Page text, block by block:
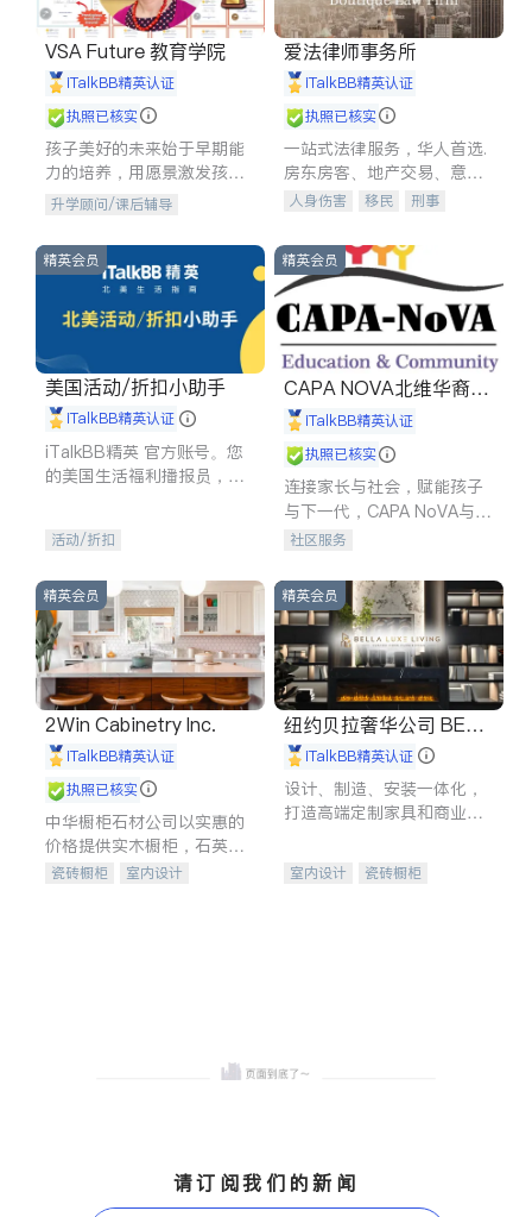
VSA Future 教育学院
iTalkBB精英认证
执照已核实
孩子美好的未来始于早期能
力的培养，用愿景激发孩子
的学习潜力和动力。理念：
拥有成长型心态是成功的基
石。
升学顾问/课后辅导
爱法律师事务所
iTalkBB精英认证
执照已核实
一站式法律服务，华人首选.
房东房客、地产交易、意外
伤害、车祸重伤、商业诉
建筑合同、刑事案件全包办
人身伤害 移民
刑事
信托/遗嘱
商业
索赔
律师-其它 保释
精英会员
美国活动/折扣小助手
iTalkBB精英认证
iTalkBB精英 官方账号。您
的美国生活福利播报员，精
专属福利。
活动/折扣
精英会员
CAPA NOVA北维华裔家
长会iTalkBB精英认证
执照已核实
连接家长与社会，赋能孩子
与下一代，CAPA NoVA与您
携手建设包容、公平、充满
社区服务
精英会员
2Win Cabinetry Inc.
iTalkBB精英认证
执照已核实
中华橱柜石材公司以实惠的
价格提供实木橱柜，石英石
台面，多种优质不锈钢水
瓷砖橱柜
室内设计
精英会员
纽约贝拉奢华公司 BELL
A LUXE
iTalkBB精英认证
设计、制造、安装一体化，
打造高端定制家具和商业空
室内设计
瓷砖橱柜
请订阅我们的新闻